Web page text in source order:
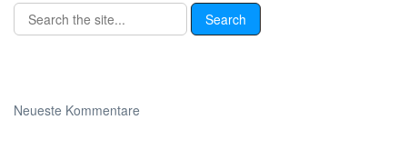
Neueste Kommentare